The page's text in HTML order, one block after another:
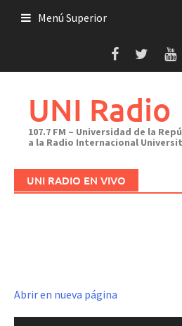
Menú Superior
UNI Radio
107.7 FM – Universidad de la
a la Radio Internacional
UNI RADIO EN VIVO
Abrir en nueva página